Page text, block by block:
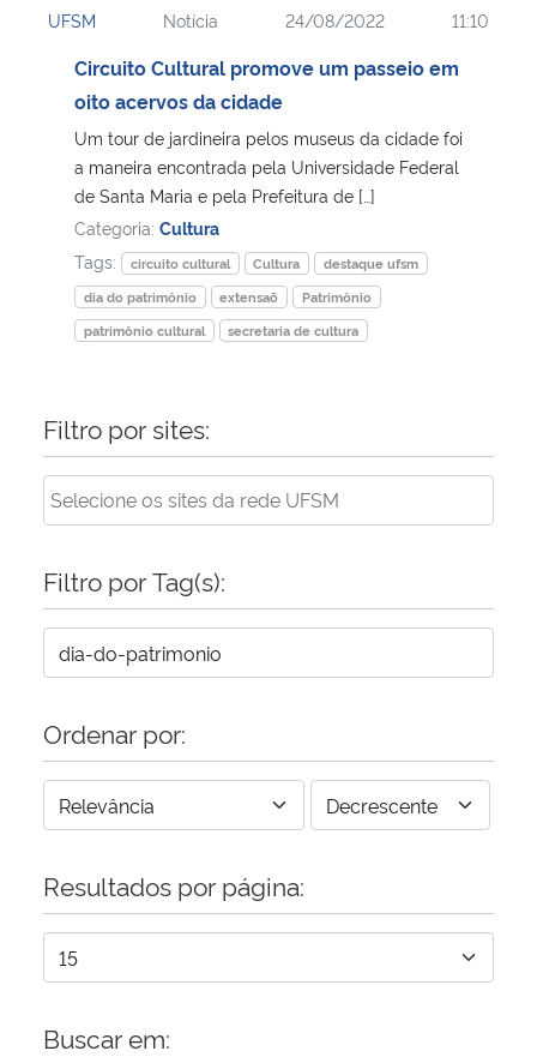
Ministério da Cidadania
Ministério de Minas e Energia
Ministério da Ciência, Tecnologia, Inovações e Comunicações
Ministério do Meio Ambiente
Ministério do Turismo
Ministério da Mulher, da Família e dos Direitos Humanos
Secretaria-Geral
Secretaria de Governo
Advocacia-Geral da União
Planalto
UFSM Notícia 24/08/2022 11:10
Circuito Cultural promove um passeio em
oito acervos da cidade
Um tour de jardineira pelos museus da cidade foi
a maneira encontrada pela Universidade Federal
de Santa Maria e pela Prefeitura de […]
Categoria: Cultura
Tags:
circuito cultural Cultura
destaque ufsm
dia do patrimônio
extensaõ
Patrimônio
patrimônio cultural
secretaria de cultura
Filtro por sites:
Filtro por Tag(s):
Ordenar por:
Resultados por página:
Buscar em: